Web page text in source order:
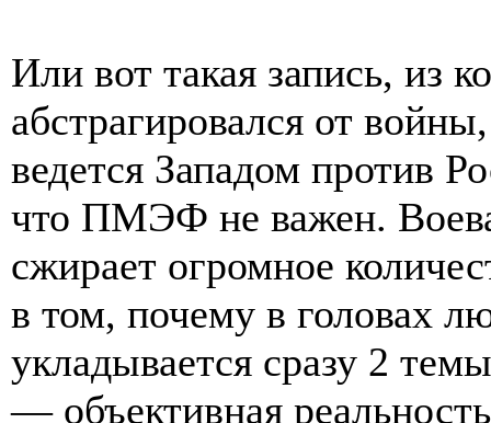
Или вот такая запись, из
абстрагировался от
ведется Западом против
что ПМЭФ не важен.
сжирает огромное
в том, почему в головах
укладывается сразу 2
— объективная